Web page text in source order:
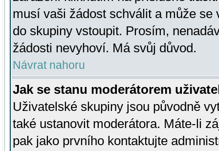
musí vaši žádost schválit a může se
do skupiny vstoupit. Prosím,
žádosti nevyhoví. Má svůj důvod.
Návrat nahoru
Jak se stanu moderátorem
Uživatelské skupiny jsou původně
také ustanovit moderátora. Máte-li
pak jako prvního kontaktujte